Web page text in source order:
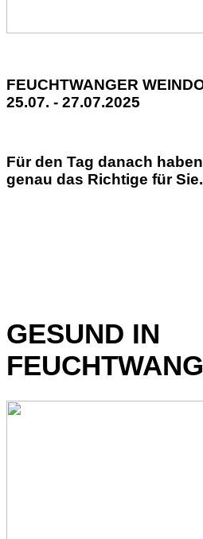
FEUCHTWANGER
25.07. - 27.07.2025
Für den Tag danach
genau das Richtige für Sie.
GESUND IN